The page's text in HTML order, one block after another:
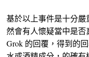
基於以上事件是十分
然會有人懷疑當中是
Grok 的回覆，得到的